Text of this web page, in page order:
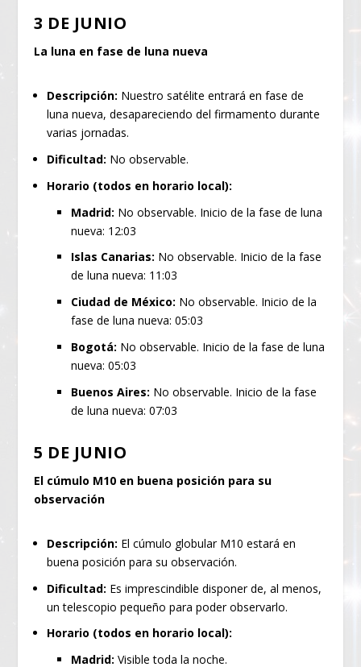
3 DE JUNIO
La luna en fase de luna nueva
Descripción: Nuestro satélite entrará en fase de
luna nueva, desapareciendo del firmamento durante
varias jornadas.
Dificultad: No observable.
Horario (todos en horario local):
Madrid: No observable. Inicio de la fase de luna
nueva: 12:03
Islas Canarias: No observable. Inicio de la fase
de luna nueva: 11:03
Ciudad de México: No observable. Inicio de la
fase de luna nueva: 05:03
Bogotá: No observable. Inicio de la fase de luna
nueva: 05:03
Buenos Aires: No observable. Inicio de la fase
de luna nueva: 07:03
5 DE JUNIO
El cúmulo M10 en buena posición para su
observación
Descripción: El cúmulo globular M10 estará en
buena posición para su observación.
Dificultad: Es imprescindible disponer de, al menos,
un telescopio pequeño para poder observarlo.
Horario (todos en horario local):
Madrid:Visible toda la noche.